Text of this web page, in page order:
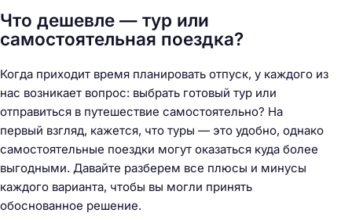
Что дешевле — тур или
самостоятельная поездка?
Когда приходит время планировать отпуск, у каждого из
нас возникает вопрос: выбрать готовый тур или
отправиться в путешествие самостоятельно? На
первый взгляд, кажется, что туры — это удобно, однако
самостоятельные поездки могут оказаться куда более
выгодными. Давайте разберем все плюсы и минусы
каждого варианта, чтобы вы могли принять
обоснованное решение.